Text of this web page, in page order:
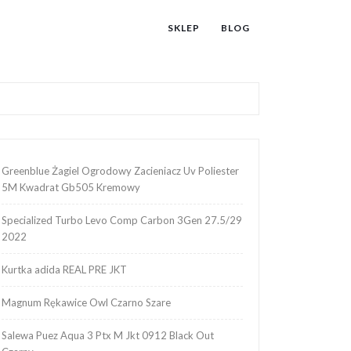
SKLEP BLOG
Greenblue Żagiel Ogrodowy Zacieniacz Uv Poliester
5M Kwadrat Gb505 Kremowy
Specialized Turbo Levo Comp Carbon 3Gen 27.5/29
2022
Kurtka adida REAL PRE JKT
Magnum Rękawice Owl Czarno Szare
Salewa Puez Aqua 3 Ptx M Jkt 0912 Black Out